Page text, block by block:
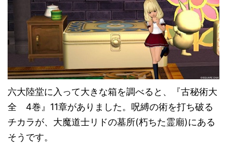
六大陸堂に入って大きな箱を調べると、『古秘術大
全 4巻』11章がありました。呪縛の術を打ち破る
チカラが、大魔道士リドの墓所(朽ちた霊廟)にある
そうです。